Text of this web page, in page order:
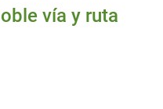
vía y ruta